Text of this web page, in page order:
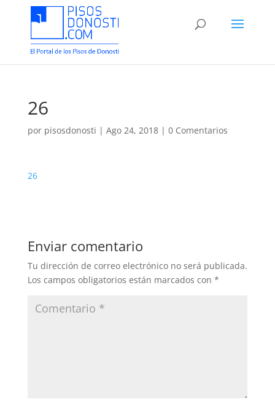
26
por pisosdonosti | Ago 24, 2018| 0 Comentarios
26
Enviar comentario
Tu dirección de correo electrónico no será publicada.
Los campos obligatorios están marcados con *